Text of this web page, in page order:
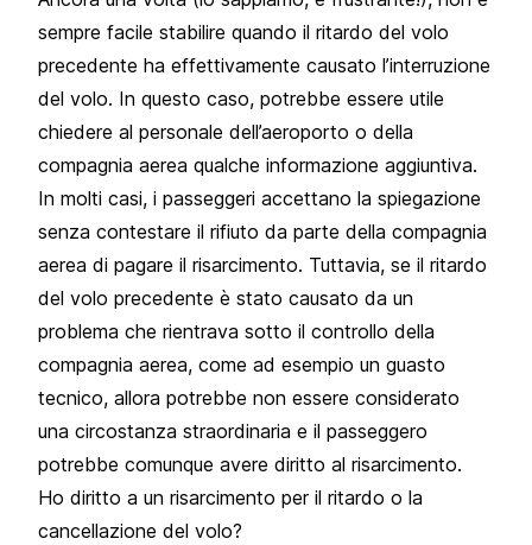
sempre facile stabilire quando il ritardo del volo
precedente ha effettivamente causato l’interruzione
del volo. In questo caso, potrebbe essere utile
chiedere al personale dell’aeroporto o della
compagnia aerea qualche informazione aggiuntiva.
In molti casi, i passeggeri accettano la spiegazione
senza contestare il rifiuto da parte della compagnia
aerea di pagare il risarcimento. Tuttavia, se il ritardo
del volo precedente è stato causato da un
problema che rientrava sotto il controllo della
compagnia aerea, come ad esempio un guasto
tecnico, allora potrebbe non essere considerato
una circostanza straordinaria e il passeggero
potrebbe comunque avere diritto al risarcimento.
Ho diritto a un risarcimento per il ritardo o la
cancellazione del volo?